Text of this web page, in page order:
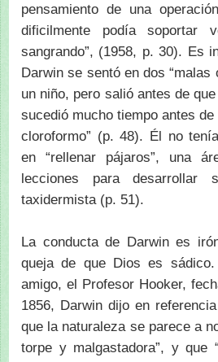
pensamiento de una
dificilmente podía soportar
sangrando”, (1958, p. 30). Es
Darwin se sentó en dos “malas
un niño, pero salió antes de
sucedió mucho tiempo antes
cloroformo” (p. 48). Él no
en “rellenar pájaros”, una
lecciones para desarrollar
taxidermista (p. 51).
La conducta de Darwin es
queja de que Dios es
amigo, el Profesor Hooker,
1856, Darwin dijo en
que la naturaleza se parece a
torpe y malgastadora”, y que